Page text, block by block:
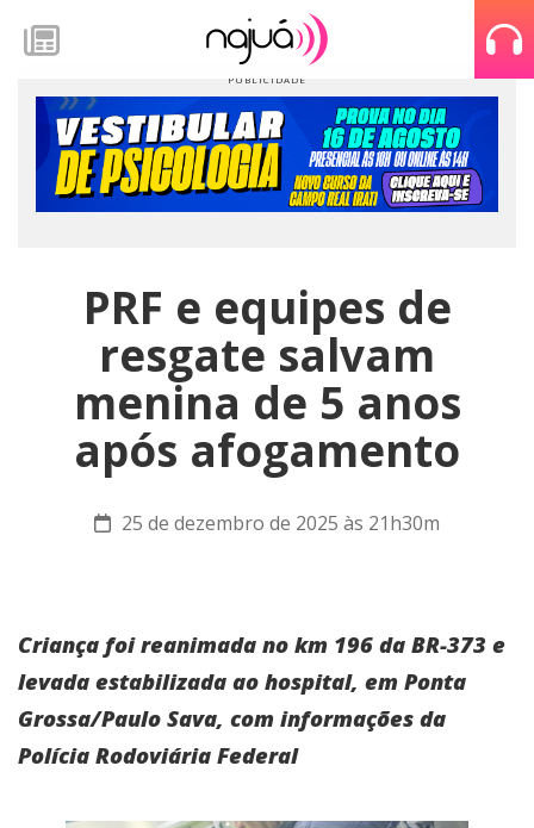
PRF e equipes de
resgate salvam
menina de 5 anos
após afogamento
25 de dezembro de 2025 às 21h30m
Criança foi reanimada no km 196 da BR-373 e
levada estabilizada ao hospital, em Ponta
Grossa/Paulo Sava, com informações da
Polícia Rodoviária Federal